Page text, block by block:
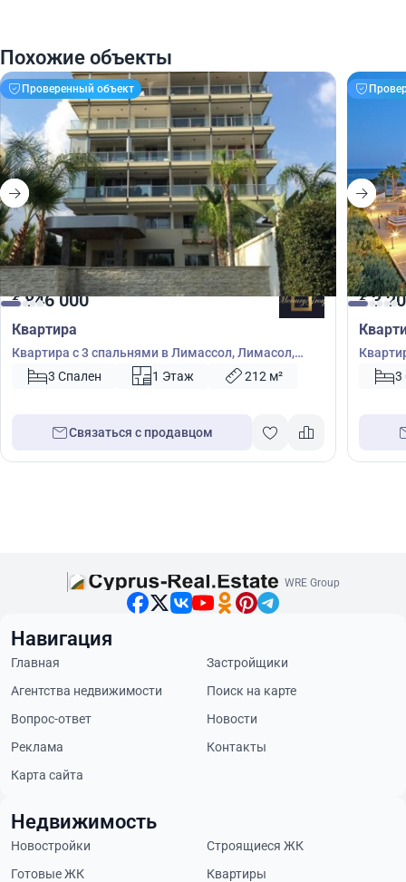
Похожие объекты
Проверенный объект
€846 000
Квартира
Квартира с 3 спальнями в Лимассол, Лимасол,
Кипр № 38359
3 Спален 1 Этаж 212 м²
Связаться с продавцом
€3
Кипр3
WRE Group
Навигация
Главная
Застройщики
Агентства недвижимости
Поиск на карте
Вопрос-ответ
Новости
Реклама
Контакты
Карта сайта
Недвижимость
Новостройки
Строящиеся ЖК
Готовые ЖК
Квартиры